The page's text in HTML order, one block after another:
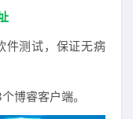
件测试，保证无病
博睿客户端。